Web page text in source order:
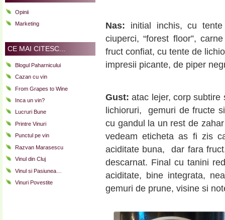
Opinii
Marketing
CE MAI CITESC...
Blogul Paharnicului
Cazan cu vin
From Grapes to Wine
Inca un vin?
Lucruri Bune
Printre Vinuri
Punctul pe vin
Razvan Marasescu
Vinul din Cluj
Vinul si Pasiunea…
Vinuri Povestite
Nas: initial inchis, cu
ciuperci, “forest floor”,
fruct confiat, cu tente de
impresii picante, de piper
Gust:atac lejer, corp subtire
lichioruri, gemuri de fructe
cu gandul la un rest de
vedeam eticheta as fi zis
aciditate buna, dar fara
descarnat. Final cu tanini
aciditate, bine integrata,
gemuri de prune, visine si